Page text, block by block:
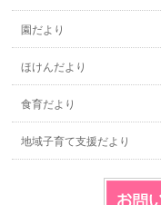
園だより
ほけんだより
食育だより
地域子育て支援だより